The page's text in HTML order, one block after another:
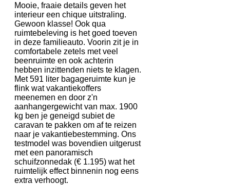
Mooie, fraaie details geven het
interieur een chique uitstraling.
Gewoon klasse! Ook qua
ruimtebeleving is het goed toeven
in deze familieauto. Voorin zit je in
comfortabele zetels met veel
beenruimte en ook achterin
hebben inzittenden niets te klagen.
Met 591 liter bagageruimte kun je
flink wat vakantiekoffers
meenemen en door z'n
aanhangergewicht van max. 1900
kg ben je geneigd subiet de
caravan te pakken om af te reizen
naar je vakantiebestemming. Ons
testmodel was bovendien uitgerust
met een panoramisch
schuifzonnedak (€ 1.195) wat het
ruimtelijk effect binnenin nog eens
extra verhoogt.